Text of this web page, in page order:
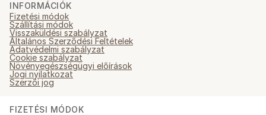
INFORMÁCIÓK
Fizetési módok
Szállítási módok
Visszaküldési szabályzat
Általános Szerződési Feltételek
Adatvédelmi szabályzat
Cookie szabályzat
Növényegészségügyi előírások
Jogi nyilatkozat
Szerzői jog
FIZETÉSI MÓDOK